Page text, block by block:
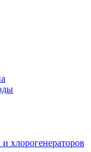
хлорогенераторов